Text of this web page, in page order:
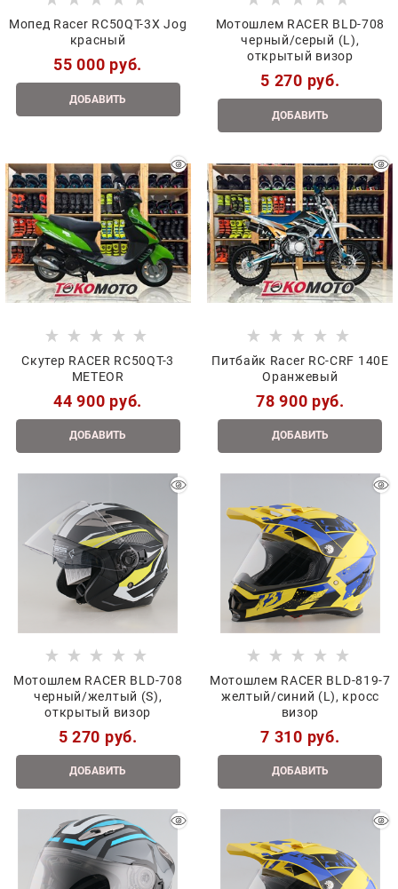
Мопед Racer RC50QT-3X Jog
красный
55 000 руб.
ДОБАВИТЬ
Мотошлем RACER BLD-708
черный/серый (L),
открытый визор
5 270 руб.
ДОБАВИТЬ
Скутер RACER RC50QT-3
METEOR
44 900 руб.
ДОБАВИТЬ
Питбайк Racer RC-CRF 140E
Оранжевый
78 900 руб.
ДОБАВИТЬ
Мотошлем RACER BLD-708
черный/желтый (S),
открытый визор
5 270 руб.
ДОБАВИТЬ
Мотошлем RACER BLD-819-7
желтый/синий (L), кросс
визор
7 310 руб.
ДОБАВИТЬ